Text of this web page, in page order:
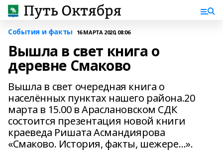
События и факты 16 МАРТА 2020, 08:06
Вышла в свет книга о
деревне Смаково
Вышла в свет очередная книга о
населённых пунктах нашего района.20
марта в 15.00 в Араслановском СДК
состоится презентация новой книги
краеведа Ришата Асмандиярова
«Смаково. История, факты, шежере…».